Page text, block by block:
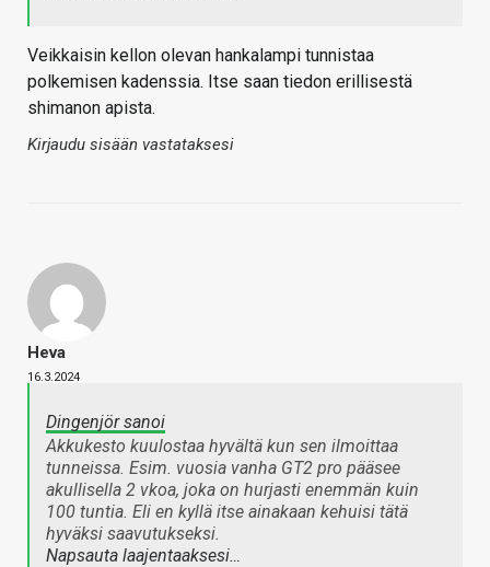
Veikkaisin kellon olevan hankalampi tunnistaa
polkemisen kadenssia. Itse saan tiedon erillisestä
shimanon apista.
Kirjaudu sisään vastataksesi
Heva
16.3.2024
Dingenjör sanoi
Akkukesto kuulostaa hyvältä kun sen ilmoittaa
tunneissa. Esim. vuosia vanha GT2 pro pääsee
akullisella 2 vkoa, joka on hurjasti enemmän kuin
100 tuntia. Eli en kyllä itse ainakaan kehuisi tätä
hyväksi saavutukseksi.
Napsauta laajentaaksesi…